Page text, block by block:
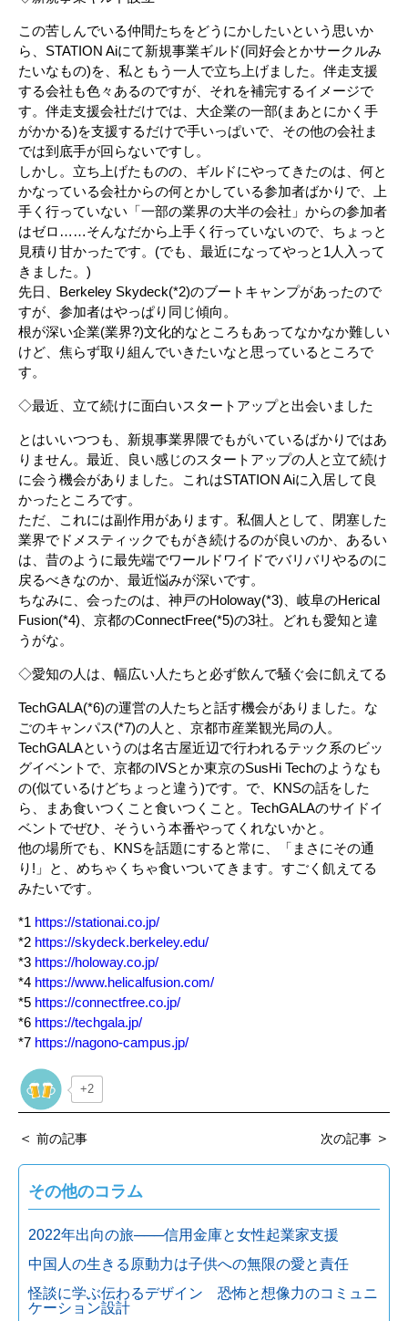
この苦しんでいる仲間たちをどうにかしたいという思いか
ら、STATION Aiにて新規事業ギルド(同好会とかサークルみ
たいなもの)を、私ともう一人で立ち上げました。伴走支援
する会社も色々あるのですが、それを補完するイメージで
す。伴走支援会社だけでは、大企業の一部(まあとにかく手
がかかる)を支援するだけで手いっぱいで、その他の会社ま
では到底手が回らないですし。
しかし。立ち上げたものの、ギルドにやってきたのは、何と
かなっている会社からの何とかしている参加者ばかりで、上
手く行っていない「一部の業界の大半の会社」からの参加者
はゼロ……そんなだから上手く行っていないので、ちょっと
見積り甘かったです。(でも、最近になってやっと1人入って
きました。)
先日、Berkeley Skydeck(*2)のブートキャンプがあったので
すが、参加者はやっぱり同じ傾向。
根が深い企業(業界?)文化的なところもあってなかなか難しい
けど、焦らず取り組んでいきたいなと思っているところで
す。
◇最近、立て続けに面白いスタートアップと出会いました
とはいいつつも、新規事業界隈でもがいているばかりではあ
りません。最近、良い感じのスタートアップの人と立て続け
に会う機会がありました。これはSTATION Aiに入居して良
かったところです。
ただ、これには副作用があります。私個人として、閉塞した
業界でドメスティックでもがき続けるのが良いのか、あるい
は、昔のように最先端でワールドワイドでバリバリやるのに
戻るべきなのか、最近悩みが深いです。
ちなみに、会ったのは、神戸のHoloway(*3)、岐阜のHerical
Fusion(*4)、京都のConnectFree(*5)の3社。どれも愛知と違
うがな。
◇愛知の人は、幅広い人たちと必ず飲んで騒ぐ会に飢えてる
TechGALA(*6)の運営の人たちと話す機会がありました。な
ごのキャンパス(*7)の人と、京都市産業観光局の人。
TechGALAというのは名古屋近辺で行われるテック系のビッ
グイベントで、京都のIVSとか東京のSusHi Techのようなも
の(似ているけどちょっと違う)です。で、KNSの話をした
ら、まあ食いつくこと食いつくこと。TechGALAのサイドイ
ベントでぜひ、そういう本番やってくれないかと。
他の場所でも、KNSを話題にすると常に、「まさにその通
り!」と、めちゃくちゃ食いついてきます。すごく飢えてる
みたいです。
*1 https://stationai.co.jp/
*2 https://skydeck.berkeley.edu/
*3 https://holoway.co.jp/
*4 https://www.helicalfusion.com/
*5 https://connectfree.co.jp/
*6 https://techgala.jp/
*7 https://nagono-campus.jp/
+2
＜ 前の記事 次の記事 ＞
その他のコラム
2022年出向の旅───信用金庫と女性起業家支援
中国人の生きる原動力は子供への無限の愛と責任
怪談に学ぶ伝わるデザイン 恐怖と想像力のコミュニ
ケーション設計